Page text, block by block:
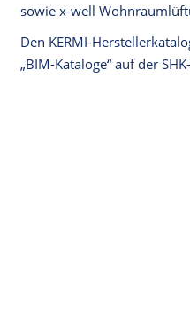
sowie x-well
Den KERMI-
„BIM-Kataloge“ auf der